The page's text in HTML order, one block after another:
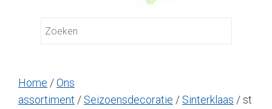
Home /Ons
assortiment / Seizoensdecoratie / Sinterklaas / st